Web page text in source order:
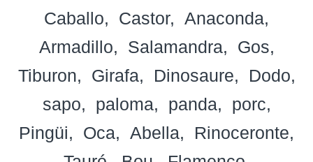
Caballo
Castor
Anaconda
Armadillo
Salamandra
Gos
Tiburon
Girafa Dinosaure
Dodo
sapo
paloma panda
porc
Pingüi
Oca Abella
Rinoceronte